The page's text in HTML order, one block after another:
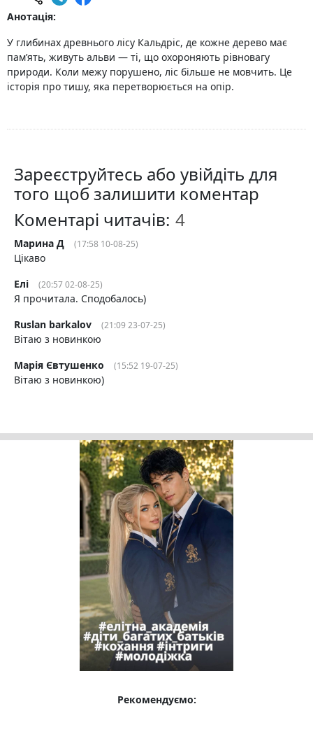
Анотація:
У глибинах древнього лісу Кальдріс, де кожне дерево має
пам’ять, живуть альви — ті, що охороняють рівновагу
природи. Коли межу порушено, ліс більше не мовчить. Це
історія про тишу, яка перетворюється на опір.
Зареєструйтесь або увійдіть для
того щоб залишити коментар
Коментарі читачів:
Марина Д (17:58 10-08-25)
Цікаво
Елі
(20:57 02-08-25)
Я прочитала. Сподобалось)
Ruslan barkalov
(21:09 23-07-25)
Вітаю з новинкою
Марія Євтушенко
(15:52 19-07-25)
Вітаю з новинкою)
Рекомендуємо: